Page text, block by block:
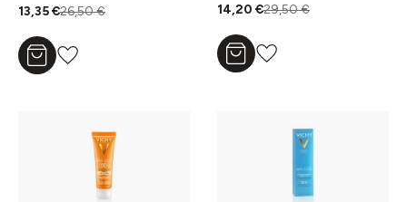
13,35 €26,50 €
Aggiungi al carrello
14,20 €29,50 €
Aggiungi al carrello